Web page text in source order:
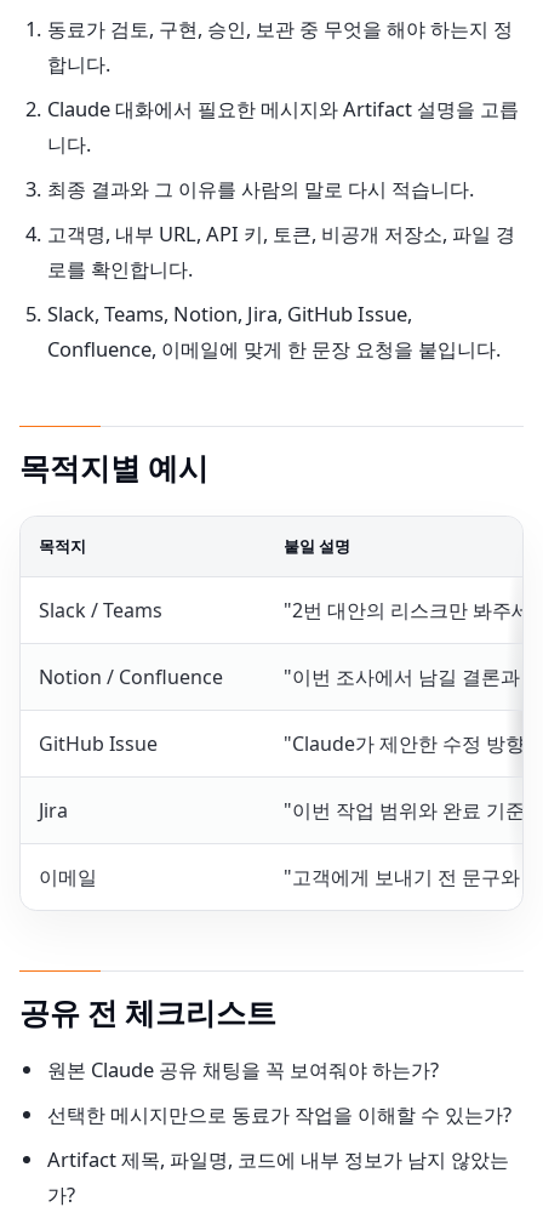
동료가 검토, 구현, 승인, 보관 중 무엇을 해야 하는지 정
합니다.
Claude 대화에서 필요한 메시지와 Artifact 설명을 고릅
니다.
최종 결과와 그 이유를 사람의 말로 다시 적습니다.
고객명, 내부 URL, API 키, 토큰, 비공개 저장소, 파일 경
로를 확인합니다.
Slack, Teams, Notion, Jira, GitHub Issue,
Confluence, 이메일에 맞게 한 문장 요청을 붙입니다.
목적지별 예시
목적지 붙일 설명
Slack / Teams "2번 대안의 리스크만 봐주세
Notion / Confluence "이번 조사에서 남길 결론과
GitHub Issue "Claude가 제안한 수정 방향
Jira "이번 작업 범위와 완료 기준
이메일 "고객에게 보내기 전 문구와
공유 전 체크리스트
원본 Claude 공유 채팅을 꼭 보여줘야 하는가?
선택한 메시지만으로 동료가 작업을 이해할 수 있는가?
Artifact 제목, 파일명, 코드에 내부 정보가 남지 않았는
가?